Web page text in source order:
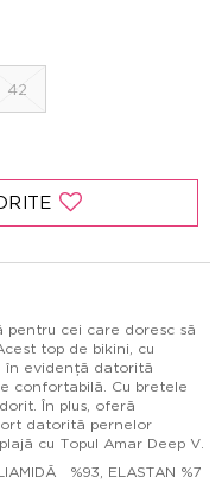
42
pentru cei care doresc să
top de bikini, cu
în evidență datorită
confortabilă. Cu bretele
În plus, oferă
datorită pernelor
cu Topul Amar Deep V.
%93, ELASTAN %7